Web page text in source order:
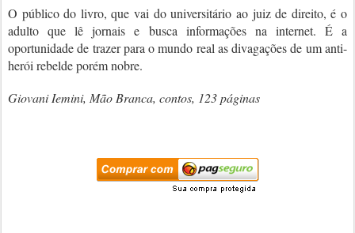
O público do livro, que vai do universitário ao juiz de direito, é o
adulto que lê jornais e busca informações na internet. É a
oportunidade de trazer para o mundo real as divagações de um anti-
herói rebelde porém nobre.
Giovani Iemini, Mão Branca, contos, 123 páginas